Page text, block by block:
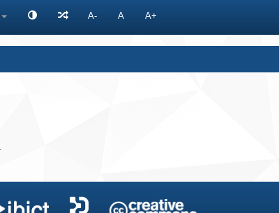
A- A A+